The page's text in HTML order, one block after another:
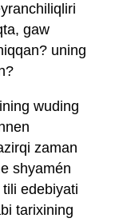
gaw
uning
wuding
zaman
shyamén
edebiyati
tarixining